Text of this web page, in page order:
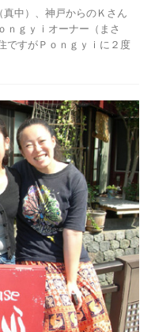
中）、神戸からのＫさん
ｎｇｙｉオーナー（まさ
ですがＰｏｎｇｙｉに２度